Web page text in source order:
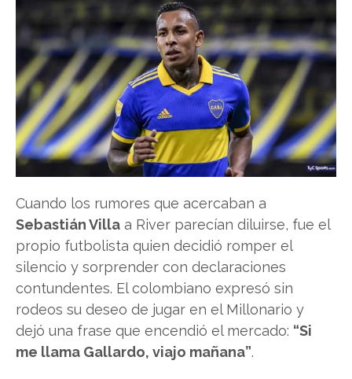
Cuando los rumores que acercaban a
Sebastián Villa a River parecían diluirse, fue el
propio futbolista quien decidió romper el
silencio y sorprender con declaraciones
contundentes. El colombiano expresó sin
rodeos su deseo de jugar en el Millonario y
dejó una frase que encendió el mercado: “Si
me llama Gallardo, viajo mañana”.